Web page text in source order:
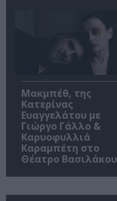
Μακμπέθ, της
Κατερίνας
Ευαγγελάτου με
Γιώργο Γάλλο &
Καρυοφυλλιά
Καραμπέτη στο
Θέατρο Βασιλάκου